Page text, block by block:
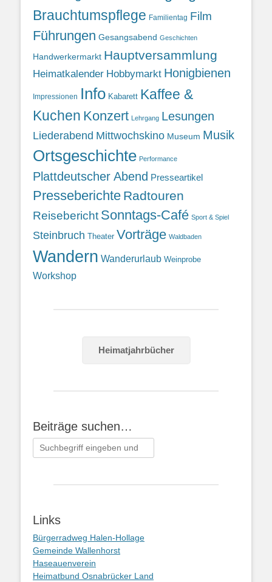
Brauchtumspflege Familientag Film
Führungen Gesangsabend Geschichten
Handwerkermarkt Hauptversammlung
Heimatkalender Hobbymarkt Honigbienen
Impressionen Info Kabarett Kaffee &
Kuchen Konzert Lehrgang Lesungen
Liederabend Mittwochskino Museum Musik
Ortsgeschichte Performance
Plattdeutscher Abend Presseartikel
Presseberichte Radtouren
Reisebericht Sonntags-Café Sport & Spiel
Steinbruch Theater Vorträge Waldbaden
Wandern Wanderurlaub Weinprobe
Workshop
Heimatjahrbücher
Beiträge suchen…
Suchen
nach:
Links
Bürgerradweg Halen-Hollage
Gemeinde Wallenhorst
Haseauenverein
Heimatbund Osnabrücker Land